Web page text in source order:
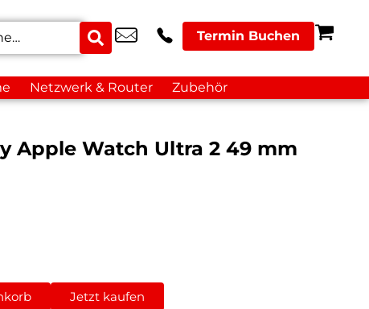
Termin Buchen
Netzwerk & Router Zubehör
Apple Watch Ultra 2 49 mm
Jetzt kaufen